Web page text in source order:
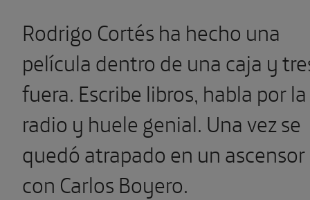
Rodrigo Cortés ha hecho una
película dentro de una caja y
fuera. Escribe libros, habla por la
radio y huele genial. Una vez se
quedó atrapado en un ascensor
con Carlos Boyero.